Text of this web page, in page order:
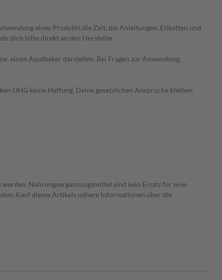
eines Produkts die Zeit, die Anleitungen, Etiketten und
dich bitte direkt an den Hersteller.
einen Apotheker darstellen. Bei Fragen zur Anwendung,
OHG keine Haftung. Deine gesetzlichen Ansprüche bleiben
Nahrungsergänzungsmittel sind kein Ersatz für eine
Kauf dieses Artikels nähere Informationen über die